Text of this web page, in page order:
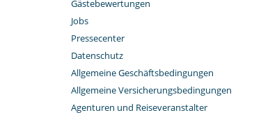
Gästebewertungen
Jobs
Pressecenter
Datenschutz
Allgemeine Geschäftsbedingungen
Allgemeine Versicherungsbedingungen
Agenturen und Reiseveranstalter